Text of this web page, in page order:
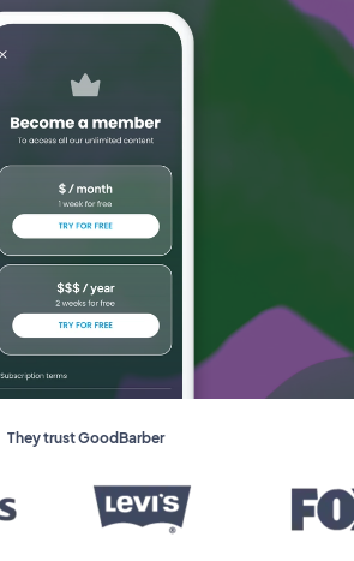
They trust GoodBarber